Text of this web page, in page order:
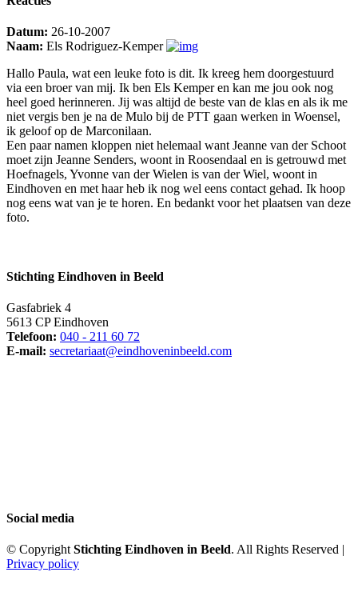
Datum: 26-10-2007
Naam: Els Rodriguez-Kemper
Hallo Paula, wat een leuke foto is dit. Ik kreeg hem doorgestuurd
via een broer van mij. Ik ben Els Kemper en kan me jou ook nog
heel goed herinneren. Jij was altijd de beste van de klas en als ik me
niet vergis ben je na de Mulo bij de PTT gaan werken in Woensel,
ik geloof op de Marconilaan.
Een paar namen kloppen niet helemaal want Jeanne van der Schoot
moet zijn Jeanne Senders, woont in Roosendaal en is getrouwd met
Hoefnagels, Yvonne van der Wielen is van der Wiel, woont in
Eindhoven en met haar heb ik nog wel eens contact gehad. Ik hoop
nog eens wat van je te horen. En bedankt voor het plaatsen van deze
foto.
Stichting Eindhoven in Beeld
Gasfabriek 4
5613 CP Eindhoven
Telefoon: 040 - 211 60 72
E-mail: secretariaat@eindhoveninbeeld.com
Social media
© CopyrightStichting Eindhoven in Beeld. All Rights Reserved |
Privacy policy